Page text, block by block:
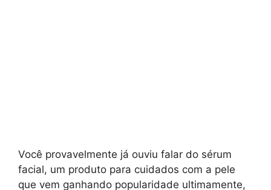
Você provavelmente já ouviu falar do sérum
facial, um produto para cuidados com a pele
que vem ganhando popularidade ultimamente,